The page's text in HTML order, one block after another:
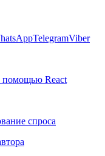
TelegramViber
помощью React
спроса